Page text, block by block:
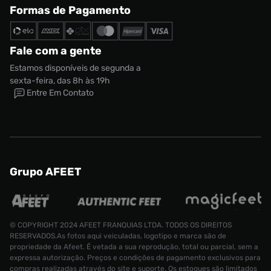
Formas de Pagamento
Fale com a gente
Estamos disponíveis de segunda a
sexta-feira, das 8h às 19h
Entre Em Contato
Grupo AFEET
© COPYRIGHT 2024 AFEET FRANQUIAS LTDA. TODOS OS DIREITOS
RESERVADOS.As fotos aqui veiculadas, logotipo e marca são de
propriedade da Afeet. É vetada a sua reprodução, total ou parcial, sem a
expressa autorização. Preços e condições de pagamento exclusivos para
compras realizadas através do site e suporte. Os estoques são limitados